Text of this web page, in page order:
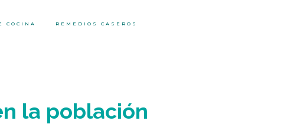
COCINA REMEDIOS CASEROS
la población